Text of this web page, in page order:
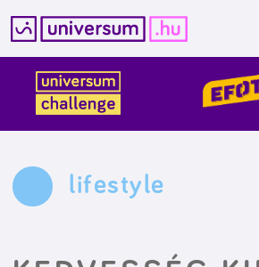
tartalomba
lifestyle